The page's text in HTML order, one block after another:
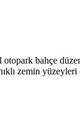
bahçe
zemin